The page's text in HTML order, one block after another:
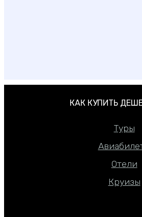
КАК КУПИТЬ
Туры
Отели
Круизы